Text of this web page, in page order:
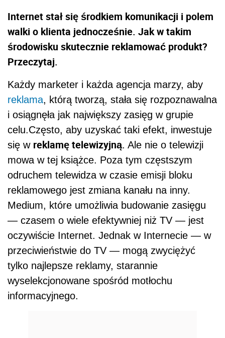
Internet stał się środkiem komunikacji i polem
walki o klienta jednocześnie. Jak w takim
środowisku skutecznie reklamować produkt?
Przeczytaj.
Każdy marketer i każda agencja marzy, aby
reklama, którą tworzą, stała się rozpoznawalna
i osiągnęła jak największy zasięg w grupie
celu.Często, aby uzyskać taki efekt, inwestuje
się w reklamę telewizyjną. Ale nie o telewizji
mowa w tej książce. Poza tym częstszym
odruchem telewidza w czasie emisji bloku
reklamowego jest zmiana kanału na inny.
Medium, które umożliwia budowanie zasięgu
— czasem o wiele efektywniej niż TV — jest
oczywiście Internet. Jednak w Internecie — w
przeciwieństwie do TV — mogą zwyciężyć
tylko najlepsze reklamy, starannie
wyselekcjonowane spośród motłochu
informacyjnego.